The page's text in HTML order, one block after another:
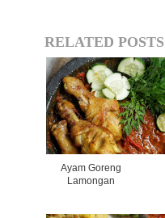
RELATED
Ayam Goreng
Lamongan